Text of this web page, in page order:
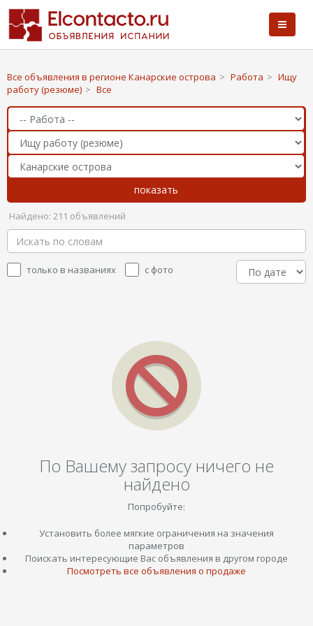
Все объявления в регионе Канарские острова > Работа > Ищу
работу (резюме) > Все
Найдено: 211 объявлений
только в названиях с фото
По Вашему запросу ничего не
найдено
Попробуйте:
Установить более мягкие ограничения на значения
параметров
Поискать интересующие Вас объявления в другом городе
Посмотреть все объявления о продаже